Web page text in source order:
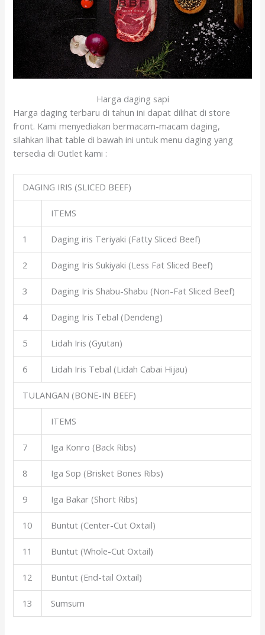
Harga daging sapi
Harga daging terbaru di tahun ini dapat dilihat di store
front. Kami menyediakan bermacam-macam daging,
silahkan lihat table di bawah ini untuk menu daging yang
tersedia di Outlet kami :
DAGING IRIS (SLICED BEEF)
ITEMS
1 Daging iris Teriyaki (Fatty Sliced Beef)
2 Daging Iris Sukiyaki (Less Fat Sliced Beef)
3 Daging Iris Shabu-Shabu (Non-Fat Sliced Beef)
4 Daging Iris Tebal (Dendeng)
5 Lidah Iris (Gyutan)
6 Lidah Iris Tebal (Lidah Cabai Hijau)
TULANGAN (BONE-IN BEEF)
ITEMS
7 Iga Konro (Back Ribs)
8 Iga Sop (Brisket Bones Ribs)
9 Iga Bakar (Short Ribs)
10 Buntut (Center-Cut Oxtail)
11 Buntut (Whole-Cut Oxtail)
12 Buntut (End-tail Oxtail)
13 Sumsum